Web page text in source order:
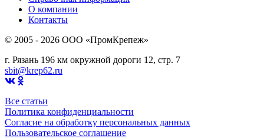
О компании
Контакты
© 2005 - 2026 OOO «ПромКрепеж»
г. Рязань 196 км окружной дороги 12, стр. 7
sbit@krep62.ru
Все статьи
Политика конфиденциальности
Согласие на обработку персональных данных
Пользовательское соглашение